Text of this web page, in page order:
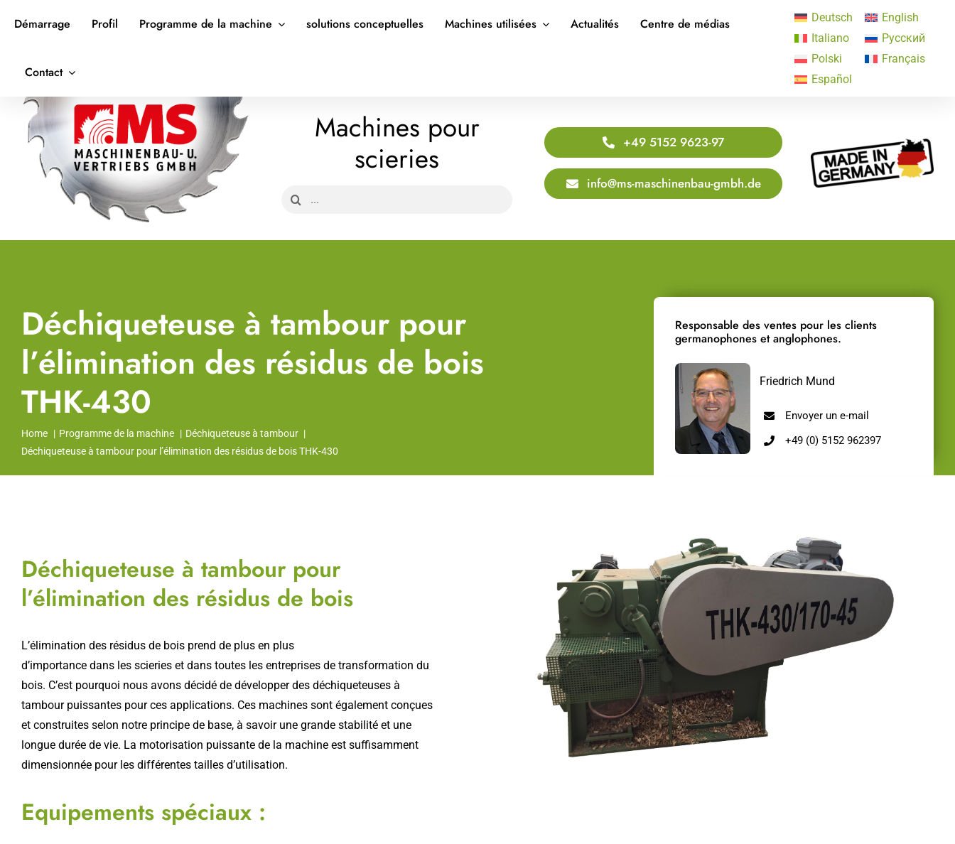
Démarrage Profil Programme de la machine solutions conceptuelles Machines utilisées Actualités Centre de médias
Contact
Deutsch
English
Italiano
Русский
Polski
Français
Español
Machines pour
scieries
Search
+49 5152 9623-97
info@ms-maschinenbau-gmbh.de
Déchiqueteuse à tambour pour
l’élimination des résidus de bois
THK-430
Home Programme de la machine
Déchiqueteuse à tambour
Déchiqueteuse à tambour pour l’élimination des résidus de bois THK-430
Responsable des ventes pour les clients
germanophones et anglophones.
Friedrich Mund
Envoyer un e-mail
+49 (0) 5152 962397
Déchiqueteuse à tambour pour
l’élimination des résidus de bois
L’élimination des résidus de bois prend de plus en plus
d’importance dans les scieries et dans toutes les entreprises de transformation du
bois. C’est pourquoi nous avons décidé de développer des déchiqueteuses à
tambour puissantes pour ces applications. Ces machines sont également conçues
et construites selon notre principe de base, à savoir une grande stabilité et une
longue durée de vie. La motorisation puissante de la machine est suffisamment
dimensionnée pour les différentes tailles d’utilisation.
Equipements spéciaux :